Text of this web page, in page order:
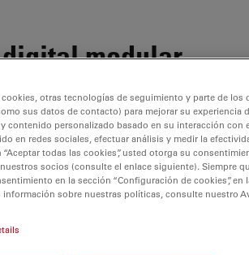
modular
otras tecnologías de seguimiento y parte de los
sus datos de contacto) para mejorar su experiencia
contenido personalizado basado en su interacción con
en redes sociales, efectuar análisis y medir la
todas las cookies”, usted otorga su
socios (consulte el enlace siguiente). Siempre
en la sección “Configuración de cookies”, en
sobre nuestras políticas, consulte nuestro